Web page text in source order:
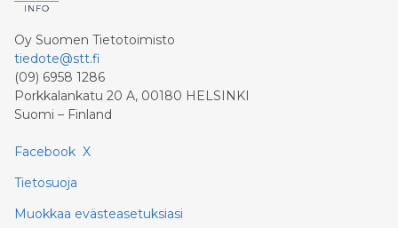
Oy Suomen Tietotoimisto
tiedote@stt.fi
(09) 6958 1286
Porkkalankatu 20 A, 00180 HELSINKI
Suomi – Finland
Facebook X
Tietosuoja
Muokkaa evästeasetuksiasi